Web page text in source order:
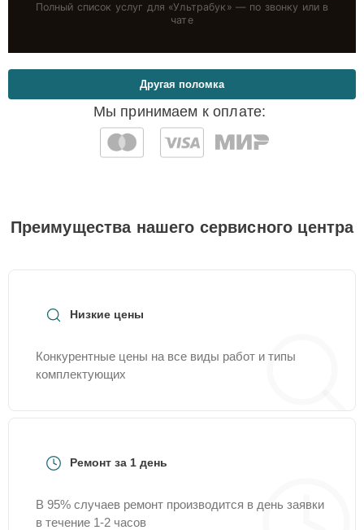
Полный список услуг для «Ультрабук » — по звонку или в
чате
Мы принимаем к оплате:
Другая поломка
Преимущества нашего сервисного центра
Низкие цены
Конкурентные цены на все виды работ и типы
комплектующих
Ремонт за 1 день
В 95% случаев ремонт производится в день заявки
в течение 1-2 часов